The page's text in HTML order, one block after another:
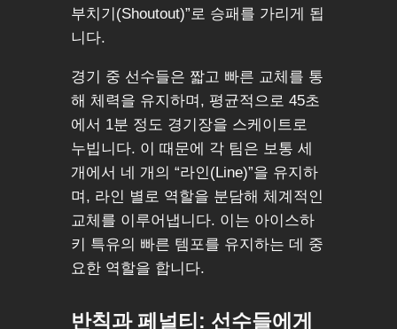
부치기(Shoutout)”로 승패를 가리게 됩
니다.
경기 중 선수들은 짧고 빠른 교체를 통
해 체력을 유지하며, 평균적으로 45초
에서 1분 정도 경기장을 스케이트로
누빕니다. 이 때문에 각 팀은 보통 세
개에서 네 개의 “라인(Line)”을 유지하
며, 라인 별로 역할을 분담해 체계적인
교체를 이루어냅니다. 이는 아이스하
키 특유의 빠른 템포를 유지하는 데 중
요한 역할을 합니다.
반칙과 페널티: 선수들에게